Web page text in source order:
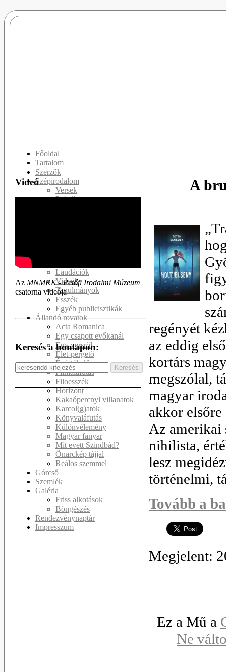
Főoldal
Tartalom
Szerzők
Szépirodalom
Versek
Prózák
Laudációk
Videók
Tanulmányok
Esszék
Egyéb publicisztikák
Állandó rovatok
Acta Romanica
Egy csapott evőkanál
Egy versről
Élet-pergető
Évértékelő
Filmaláfutás
Filoesszék
Horizont
Kakaópercnyi villanatok
Karcol(g)atok
Könyvaláfutás
Különvélemény
Magyar fanyar
Mit evett Szindbád?
Önarckép tájjal
Reálos szemmel
Górcső
Szemlék
Galéria
Friss alkotások
Böngészés
Rendezvénynaptár
Impresszum
Videó
Az MNMKK - Petőfi Irodalmi Múzeum
csatorna videója
Keresés a honlapon:
A
regényét
az eddig
kortárs
megszólal,
magyar
akkor
Az amerikai
nihilista,
lesz
történelmi,
Tovább a
Megjelent:
Ez a Mű a
Ne